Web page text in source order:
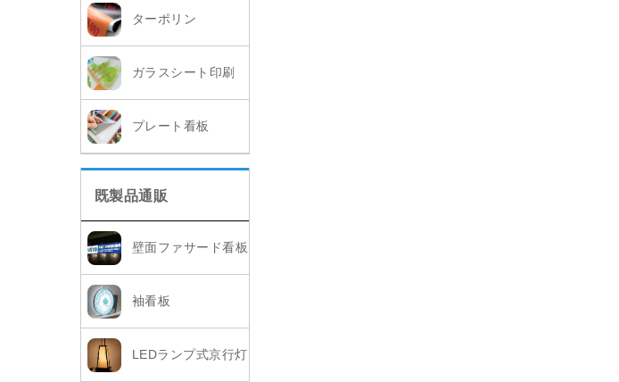
ターポリン
ガラスシート印刷
プレート看板
既製品通販
壁面ファサード看板
袖看板
LEDランプ式京行灯